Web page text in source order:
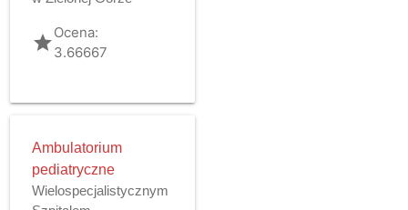
gradeOcena:
3.66667
Ambulatorium
pediatryczne
Wielospecjalistycznym